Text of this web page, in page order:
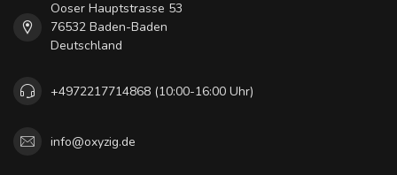
Ooser Hauptstrasse 53
76532 Baden-Baden
Deutschland
+4972217714868 (10:00-16:00 Uhr)
info@oxyzig.de